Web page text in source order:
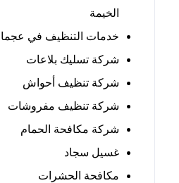
الخيمة
خدمات التنظيف في
شركة تسليك بلاعات
شركة تنظيف أحواش
شركة تنظيف مفروشات
شركة مكافحة الحمام
غسيل سجاد
مكافحة الحشرات